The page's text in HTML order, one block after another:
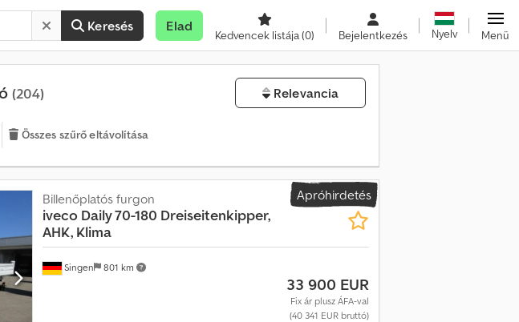
Keresés Elad
Kedvencek listája(0) Bejelentkezés Nyelv Menü
(204) Relevancia
Összes szűrő eltávolítása
Apróhirdetés
Singen 801 km
Billenőplatós furgon
iveco Daily 70-180 Dreiseitenkipper,
AHK, Klima
33 900 EUR
Fix ár plusz ÁFA-val
(40 341 EUR bruttó)